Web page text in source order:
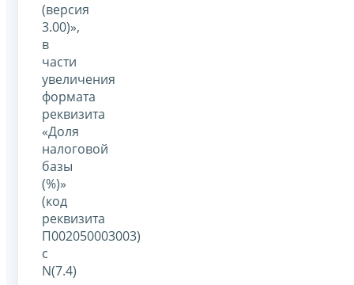
(версия
3.00)»,
в
части
увеличения
формата
реквизита
«Доля
налоговой
базы
(%)»
(код
реквизита
П002050003003)
с
N(7.4)